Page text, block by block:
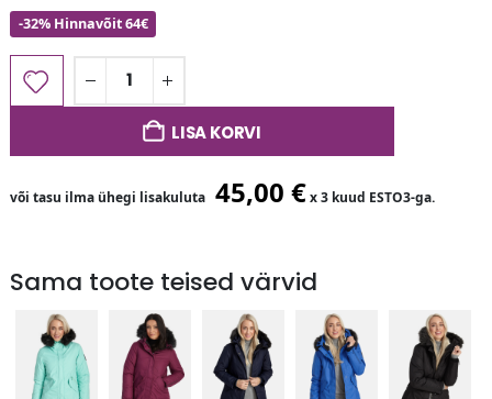
-32% Hinnavõit 64€
LISA KORVI
või tasu ilma ühegi lisakuluta 45,00€x 3 kuud ESTO3-ga.
Sama toote teised värvid